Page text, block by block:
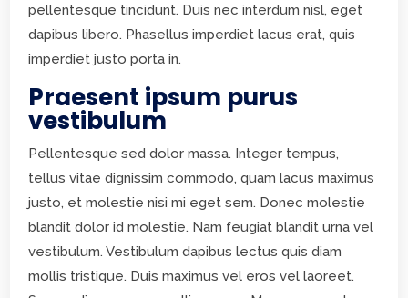
pellentesque tincidunt. Duis nec interdum nisl, eget
dapibus libero. Phasellus imperdiet lacus erat, quis
imperdiet justo porta in.
Praesent ipsum purus
vestibulum
Pellentesque sed dolor massa. Integer tempus,
tellus vitae dignissim commodo, quam lacus maximus
justo, et molestie nisi mi eget sem. Donec molestie
blandit dolor id molestie. Nam feugiat blandit urna vel
vestibulum. Vestibulum dapibus lectus quis diam
mollis tristique. Duis maximus vel eros vel laoreet.